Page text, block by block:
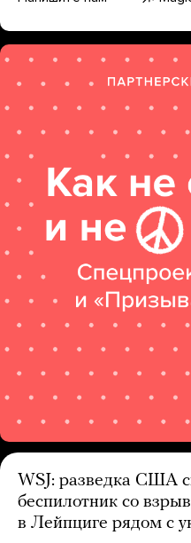
WSJ: разведка США
беспилотник со
в Лейпциге рядом с